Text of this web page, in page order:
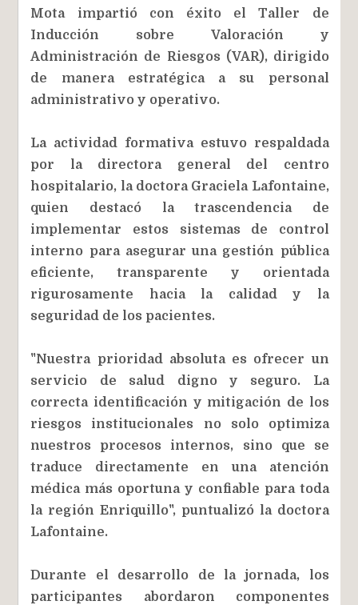
Mota impartió con éxito el Taller de
Inducción sobre Valoración y
Administración de Riesgos (VAR), dirigido
de manera estratégica a su personal
administrativo y operativo.
La actividad formativa estuvo respaldada
por la directora general del centro
hospitalario, la doctora Graciela Lafontaine,
quien destacó la trascendencia de
implementar estos sistemas de control
interno para asegurar una gestión pública
eficiente, transparente y orientada
rigurosamente hacia la calidad y la
seguridad de los pacientes.
"Nuestra prioridad absoluta es ofrecer un
servicio de salud digno y seguro. La
correcta identificación y mitigación de los
riesgos institucionales no solo optimiza
nuestros procesos internos, sino que se
traduce directamente en una atención
médica más oportuna y confiable para toda
la región Enriquillo", puntualizó la doctora
Lafontaine.
Durante el desarrollo de la jornada, los
participantes abordaron componentes